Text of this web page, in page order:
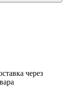
через